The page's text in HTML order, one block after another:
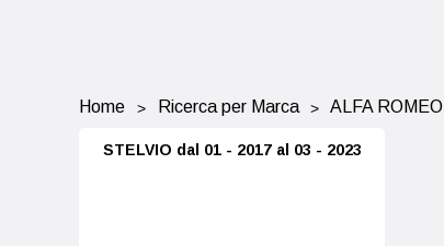
Home Ricerca per Marca ALFA ROMEO
STELVIO dal 01 - 2017 al 03 - 2023